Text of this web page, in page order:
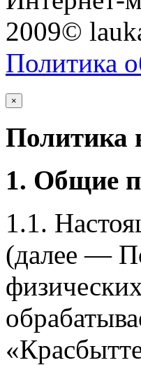
2009©
Политика
×
Политика
1. Общие
1.1.
(далее —